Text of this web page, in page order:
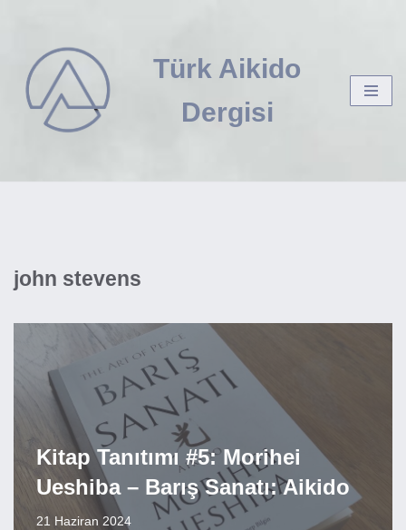
İçeriğe
geç
Türk Aikido
Dergisi
john stevens
Kitap Tanıtımı #5: Morihei
Ueshiba – Barış Sanatı: Aikido
21 Haziran 2024